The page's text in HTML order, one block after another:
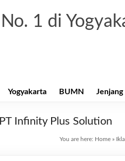
1 di
Yogyakarta BUMN
Infinity Plus Solution
You are here: Home »